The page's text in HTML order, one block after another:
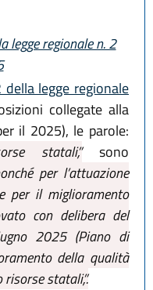
legge regionale n. 2
legge regionale
collegate alla
il 2025), le parole:
statali,”sono
per l’attuazione
per il miglioramento
con delibera del
2025 (Piano di
della qualità
statali,”.